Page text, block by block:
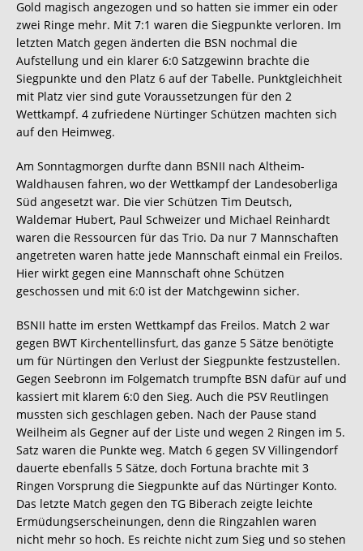
Gold magisch angezogen und so hatten sie immer ein oder
zwei Ringe mehr. Mit 7:1 waren die Siegpunkte verloren. Im
letzten Match gegen änderten die BSN nochmal die
Aufstellung und ein klarer 6:0 Satzgewinn brachte die
Siegpunkte und den Platz 6 auf der Tabelle. Punktgleichheit
mit Platz vier sind gute Voraussetzungen für den 2
Wettkampf. 4 zufriedene Nürtinger Schützen machten sich
auf den Heimweg.
Am Sonntagmorgen durfte dann BSNII nach Altheim-
Waldhausen fahren, wo der Wettkampf der Landesoberliga
Süd angesetzt war. Die vier Schützen Tim Deutsch,
Waldemar Hubert, Paul Schweizer und Michael Reinhardt
waren die Ressourcen für das Trio. Da nur 7 Mannschaften
angetreten waren hatte jede Mannschaft einmal ein Freilos.
Hier wirkt gegen eine Mannschaft ohne Schützen
geschossen und mit 6:0 ist der Matchgewinn sicher.
BSNII hatte im ersten Wettkampf das Freilos. Match 2 war
gegen BWT Kirchentellinsfurt, das ganze 5 Sätze benötigte
um für Nürtingen den Verlust der Siegpunkte festzustellen.
Gegen Seebronn im Folgematch trumpfte BSN dafür auf und
kassiert mit klarem 6:0 den Sieg. Auch die PSV Reutlingen
mussten sich geschlagen geben. Nach der Pause stand
Weilheim als Gegner auf der Liste und wegen 2 Ringen im 5.
Satz waren die Punkte weg. Match 6 gegen SV Villingendorf
dauerte ebenfalls 5 Sätze, doch Fortuna brachte mit 3
Ringen Vorsprung die Siegpunkte auf das Nürtinger Konto.
Das letzte Match gegen den TG Biberach zeigte leichte
Ermüdungserscheinungen, denn die Ringzahlen waren
nicht mehr so hoch. Es reichte nicht zum Sieg und so stehen